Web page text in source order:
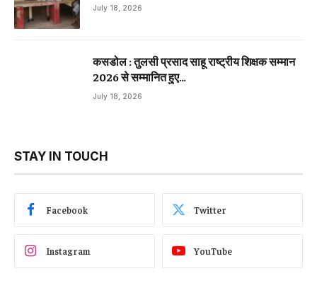
July 18, 2026
कसडोल : तुलसी प्रसाद साहू राष्ट्रीय शिक्षक सम्मान
2026 से सम्मानित हुए…
July 18, 2026
STAY IN TOUCH
Facebook Twitter
Instagram YouTube